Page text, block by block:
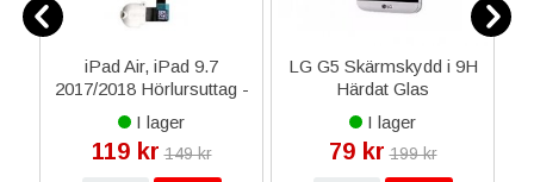
iPad Air, iPad 9.7
2017/2018 Hörlursuttag -
Vit
I lager
119 kr 149 kr
LG G5 Skärmskydd i 9H
Härdat Glas
I lager
79 kr 199 kr